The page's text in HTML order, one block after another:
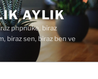
AYLIK
phpnuke, biraz
biraz sen, biraz ben ve